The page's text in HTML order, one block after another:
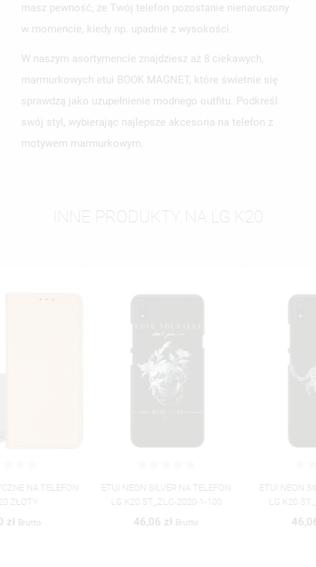
masz pewność, że Twój telefon pozostanie nienaruszony
w momencie, kiedy np. upadnie z wysokości.
W naszym asortymencie znajdziesz aż 8 ciekawych,
marmurkowych etui BOOK MAGNET, które świetnie się
sprawdzą jako uzupełnienie modnego outfitu. Podkreśl
swój styl, wybierając najlepsze akcesoria na telefon z
motywem marmurkowym.
INNE PRODUKTY NA LG K20
ETUI NEON SILVER NA TELEFON
LG K20 ST_ZLC-2020-1-100
ETUI NEON SILVER NA TELEFON
LG K20 ST_ZLC-2020-1-104